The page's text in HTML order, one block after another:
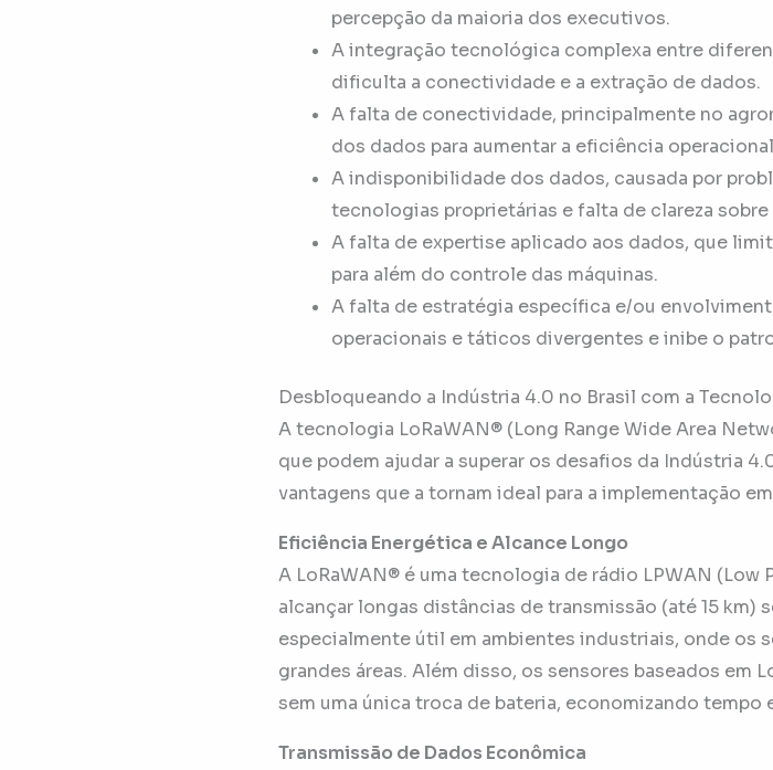
percepção da maioria dos executivos.
A integração tecnológica complexa entre
dificulta a conectividade e a extração de dados.
A falta de conectividade, principalmente no
dos dados para aumentar a eficiência
A indisponibilidade dos dados, causada por
tecnologias proprietárias e falta de clareza sobre
A falta de expertise aplicado aos dados, que
para além do controle das máquinas.
A falta de estratégia específica e/ou
operacionais e táticos divergentes e inibe o
Desbloqueando a Indústria 4.0 no Brasil com a
A tecnologia LoRaWAN® (Long Range Wide Area
que podem ajudar a superar os desafios da Indústria
vantagens que a tornam ideal para a implementação
Eficiência Energética e Alcance Longo
A LoRaWAN® é uma tecnologia de rádio LPWAN
alcançar longas distâncias de transmissão (até 15 km)
especialmente útil em ambientes industriais, onde os
grandes áreas. Além disso, os sensores baseados em
sem uma única troca de bateria, economizando tempo
Transmissão de Dados Econômica